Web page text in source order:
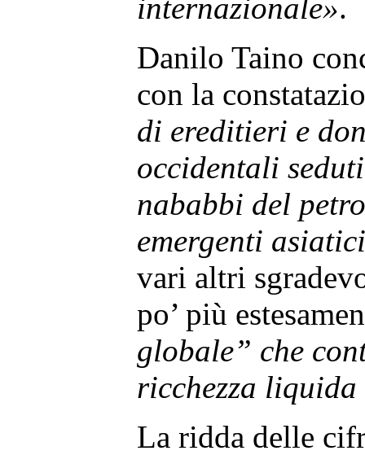
internazionale».
Danilo Taino
con la
di ereditieri e
occidentali
nababbi del
emergenti
vari altri
po’ più
globale” che
ricchezza
La ridda delle